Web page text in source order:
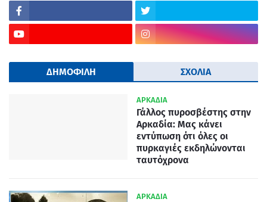
ΔΗΜΟΦΙΛΗ ΣΧΟΛΙΑ
ΑΡΚΑΔΙΑ
Γάλλος πυροσβέστης στην
Αρκαδία: Μας κάνει
εντύπωση ότι όλες οι
πυρκαγιές εκδηλώνονται
ταυτόχρονα
ΑΡΚΑΔΙΑ